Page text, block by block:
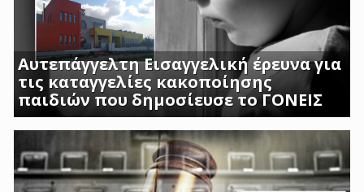
Αυτεπάγγελτη Εισαγγελική έρευνα για
τις καταγγελίες κακοποίησης
παιδιών που δημοσίευσε το ΓΟΝΕΙΣ
ΣΟΚΑΡΟΥΝ ΟΙ ΜΑΡΤΥΡΙΕΣ ΓΟΝΕΩΝ ΚΑΙ
ΠΡΟΣΩΠΙΚΟΥ ΤΟΥ Β ΒΡΕΦΙΚΟΥ ΣΤΑΘΜΟΥ
ΑΣΠΡΟΠΥΡΓΟΥ